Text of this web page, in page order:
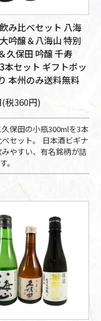
み比べセット 八海
吟醸＆八海山 特別
久保田 吟醸 千寿
本セット ギフトボッ
本州のみ送料無料
税360円)
保田の小瓶300mlを3本
セット。 日本酒ビギナ
やすい、有名銘柄が詰
。